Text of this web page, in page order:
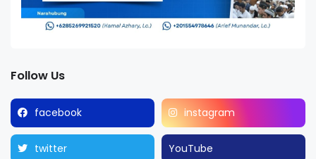
Follow Us
facebook instagram
twitter YouTube